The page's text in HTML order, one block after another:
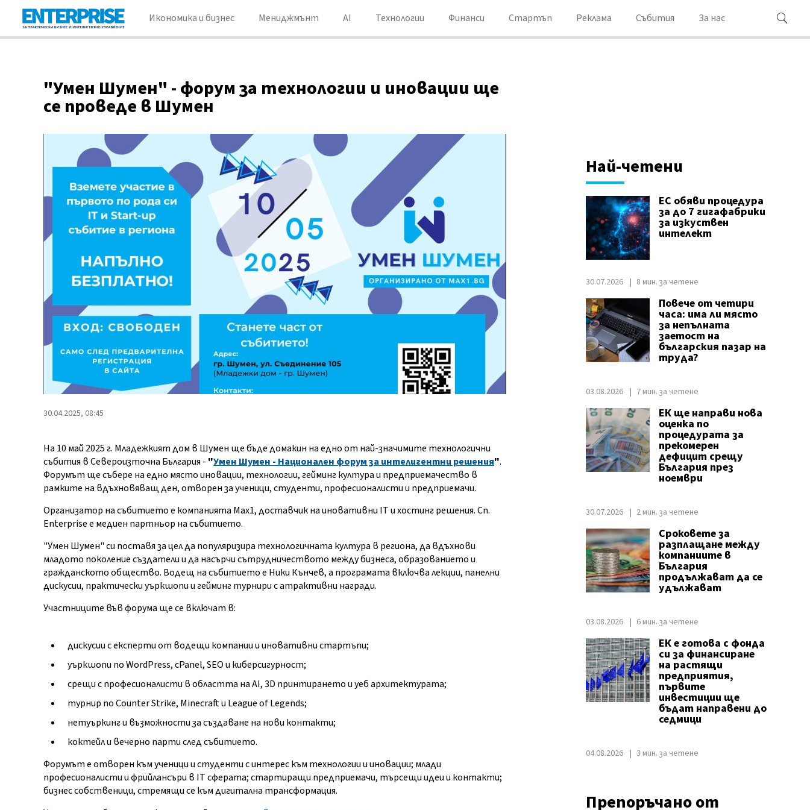
Икономика и бизнес Мениджмънт AI Технологии Финанси Стартъп Реклама Събития За нас
"Умен Шумен" - форум за технологии и иновации ще
се проведе в Шумен
30.04.2025, 08:45
На 10 май 2025 г. Младежкият дом в Шумен ще бъде домакин на едно от най-значимите технологични
събития в Североизточна България - "Умен Шумен - Национален форум за интелигентни решения".
Форумът ще събере на едно място иновации, технологии, гейминг култура и предприемачество в
рамките на вдъхновяващ ден, отворен за ученици, студенти, професионалисти и предприемачи.
Организатор на събитието е компанията Max1, доставчик на иновативни IT и хостинг решения. Сп.
Enterprise е медиен партньор на събитието.
"Умен Шумен" си поставя за цел да популяризира технологичната култура в региона, да вдъхнови
младото поколение създатели и да насърчи сътрудничеството между бизнеса, образованието и
гражданското общество. Водещ на събитието е Ники Кънчев, а програмата включва лекции, панелни
дискусии, практически уъркшопи и гейминг турнири с атрактивни награди.
Участниците във форума ще се включат в:
дискусии с експерти от водещи компании и иновативни стартъпи;
уъркшопи по WordPress, cPanel, SEO и киберсигурност;
срещи с професионалисти в областта на AI, 3D принтирането и уеб архитектурата;
турнир по Counter Strike, Minecraft и League of Legends;
нетуъркинг и възможности за създаване на нови контакти;
коктейл и вечерно парти след събитието.
Форумът е отворен към ученици и студенти с интерес към технологии и иновации; млади
професионалисти и фрийлансъри в IT сферата; стартиращи предприемачи, търсещи идеи и контакти;
бизнес собственици, стремящи се към дигитална трансформация.
Най-четени
ЕС обяви процедура
за до 7 гигафабрики
за изкуствен
интелект
30.07.2026 8 мин. за четене
Повече от четири
часа: има ли място
за непълната
заетост на
българския пазар на
труда?
03.08.2026 7 мин. за четене
ЕК ще направи нова
оценка по
процедурата за
прекомерен
дефицит срещу
България през
ноември
30.07.2026 2 мин. за четене
Сроковете за
разплащане между
компаниите в
България
продължават да се
удължават
03.08.2026 6 мин. за четене
ЕК е готова с фонда
си за финансиране
на растящи
предприятия,
първите
инвестиции ще
бъдат направени до
седмици
04.08.2026 3 мин. за четене
Препоръчано от